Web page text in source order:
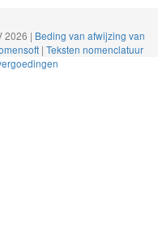
2026 | Beding van afwijzing van
| Teksten nomenclatuur